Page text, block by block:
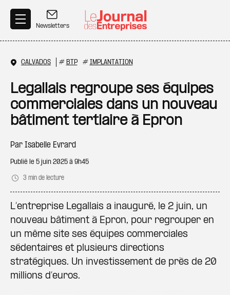
Newsletters
CALVADOS # BTP # IMPLANTATION
Legallais regroupe ses équipes
commerciales dans un nouveau
bâtiment tertiaire à Epron
Par Isabelle Evrard
Publié le 5 juin 2025 à 9h45
3 min de lecture
L’entreprise Legallais a inauguré, le 2 juin, un
nouveau bâtiment à Epron, pour regrouper en
un même site ses équipes commerciales
sédentaires et plusieurs directions
stratégiques. Un investissement de près de 20
millions d’euros.